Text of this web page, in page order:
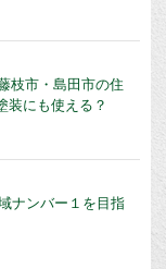
枝市・島田市の住
装にも使える？
ナンバー１を目指